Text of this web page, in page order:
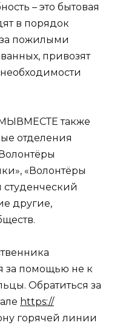
– это бытовая
в порядок
пожилыми
привозят
также
отделения
«Волонтёры
студенческий
другие,
за помощью не к
Обратиться за
https://
горячей линии